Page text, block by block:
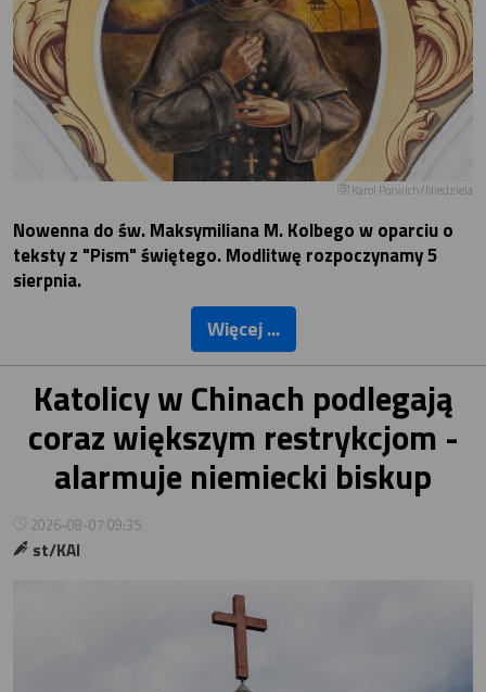
Karol Porwich/Niedziela
Nowenna do św. Maksymiliana M. Kolbego w oparciu o
teksty z "Pism" świętego. Modlitwę rozpoczynamy 5
sierpnia.
Więcej ...
Katolicy w Chinach podlegają
coraz większym restrykcjom -
alarmuje niemiecki biskup
2026-08-07 09:35
st/KAI